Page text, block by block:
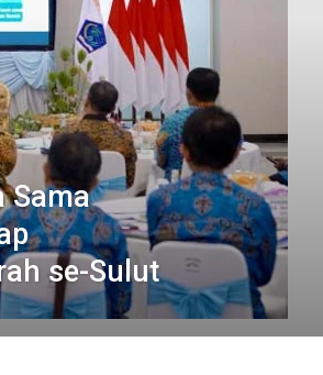
Sama
se-Sulut